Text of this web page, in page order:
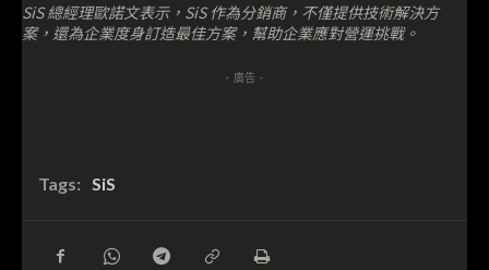
SiS 總經理歐諾文表示，SiS 作為分銷商，不僅提供技術解決方
案，還為企業度身訂造最佳方案，幫助企業應對營運挑戰。
- 廣告 -
Tags: SiS